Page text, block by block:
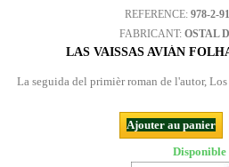
REFERENCE: 978-2-
FABRICANT: OSTAL
LAS VAISSAS AVIÁN
La seguida del primièr roman de l'autor,
Ajouter au panier
Disponible